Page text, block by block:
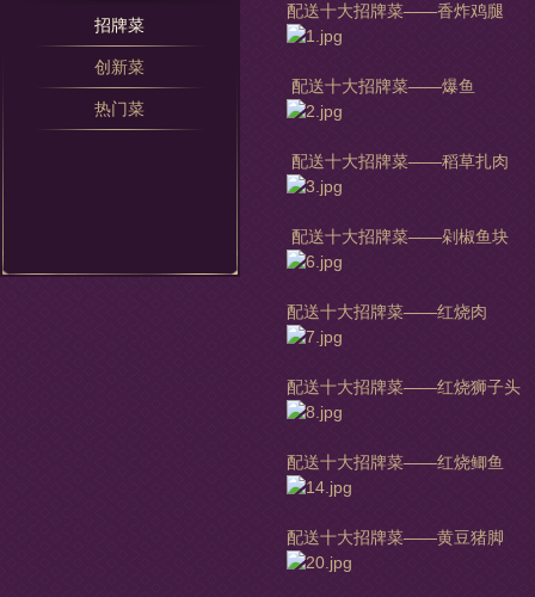
招牌菜
创新菜
热门菜
配送十大招牌菜——香炸鸡腿
配送十大招牌菜——爆鱼
配送十大招牌菜——稻草扎肉
配送十大招牌菜——剁椒鱼块
配送十大招牌菜——红烧肉
配送十大招牌菜——红烧狮子头
配送十大招牌菜——红烧鲫鱼
配送十大招牌菜——黄豆猪脚